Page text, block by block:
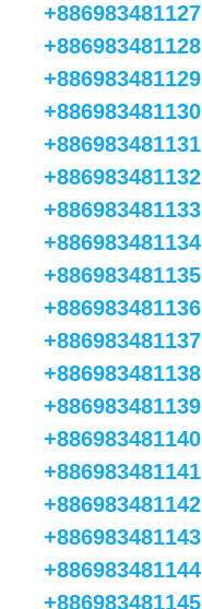
+886983481127
+886983481128
+886983481129
+886983481130
+886983481131
+886983481132
+886983481133
+886983481134
+886983481135
+886983481136
+886983481137
+886983481138
+886983481139
+886983481140
+886983481141
+886983481142
+886983481143
+886983481144
+886983481145